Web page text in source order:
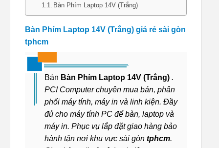
Bàn Phím Laptop 14V (Trắng)
Bàn Phím Laptop 14V (Trắng) giá rẻ sài gòn
tphcm
Bán Bàn Phím Laptop 14V (Trắng)
PCI Computer chuyên mua bán, phân
phối máy tính, máy in và linh kiện. Đầy
đủ cho máy tính PC để bàn, laptop và
máy in. Phục vụ lắp đặt giao hàng bảo
hành tận nơi khu vực sài gòn tphcm